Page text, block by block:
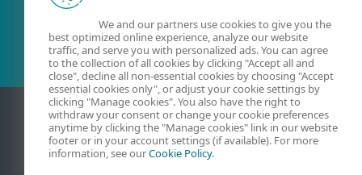
We and our partners use cookies to give you the
best optimized online experience, analyze our website
traffic, and serve you with personalized ads. You can agree
to the collection of all cookies by clicking "Accept all and
close", decline all non-essential cookies by choosing "Accept
essential cookies only", or adjust your cookie settings by
clicking "Manage cookies". You also have the right to
withdraw your consent or change your cookie preferences
anytime by clicking the "Manage cookies" link in our website
footer or in your account settings (if available). For more
information, see ourCookie Policy.